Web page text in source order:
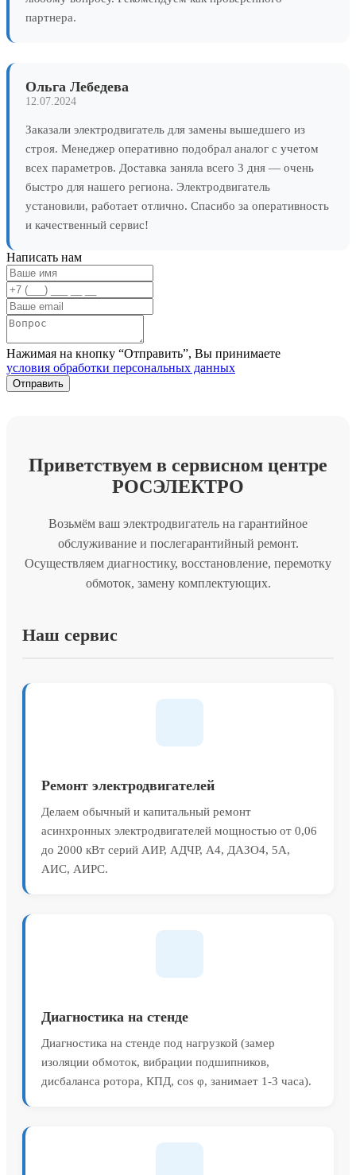
партнера.
Ольга Лебедева
12.07.2024
Заказали электродвигатель для замены вышедшего из
строя. Менеджер оперативно подобрал аналог с учетом
всех параметров. Доставка заняла всего 3 дня — очень
быстро для нашего региона. Электродвигатель
установили, работает отлично. Спасибо за оперативность
и качественный сервис!
Написать нам
Нажимая на кнопку “Отправить”, Вы принимаете
условия обработки персональных данных
Приветствуем в сервисном центре
РОСЭЛЕКТРО
Возьмём ваш электродвигатель на гарантийное
обслуживание и послегарантийный ремонт.
Осуществляем диагностику, восстановление, перемотку
обмоток, замену комплектующих.
Наш сервис
Ремонт электродвигателей
Делаем обычный и капитальный ремонт
асинхронных электродвигателей мощностью от 0,06
до 2000 кВт серий АИР, АДЧР, А4, ДАЗО4, 5А,
АИС, АИРС.
Диагностика на стенде
Диагностика на стенде под нагрузкой (замер
изоляции обмоток, вибрации подшипников,
дисбаланса ротора, КПД, cos φ, занимает 1-3 часа).